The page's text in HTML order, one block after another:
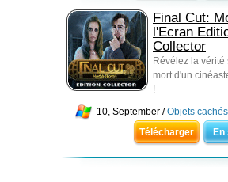
Final Cut:
l'Ecran
Collector
Révélez la vérité
mort d'un
!
10, September /Objets cachés
Télécharger